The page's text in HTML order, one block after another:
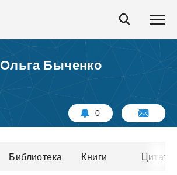
Ольга Быченко
0
Библиотека Книги Цитаты